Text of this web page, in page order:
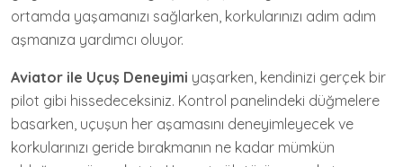
ortamda yaşamanızı sağlarken, korkularınızı adım adım
aşmanıza yardımcı oluyor.
Aviator ile Uçuş Deneyimi yaşarken, kendinizi gerçek bir
pilot gibi hissedeceksiniz. Kontrol panelindeki düğmelere
basarken, uçuşun her aşamasını deneyimleyecek ve
korkularınızı geride bırakmanın ne kadar mümkün